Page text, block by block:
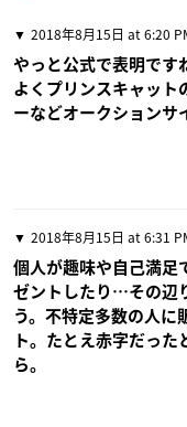
2018年8月15日 at 6:20
やっと公式で表明です
よくプリンスキャット
ーなどオークションサ
2018年8月15日 at 6:31
個人が趣味や自己満足
ゼントしたり…その辺
う。不特定多数の人に
ト。たとえ赤字だった
ら。